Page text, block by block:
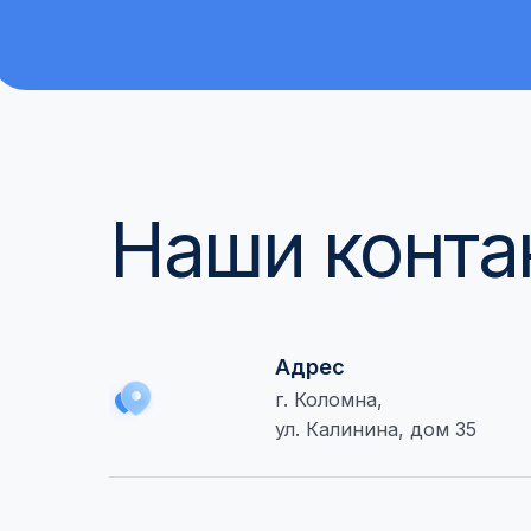
Наши
Адрес
г. Коломна,
ул. Калинина, дом 35